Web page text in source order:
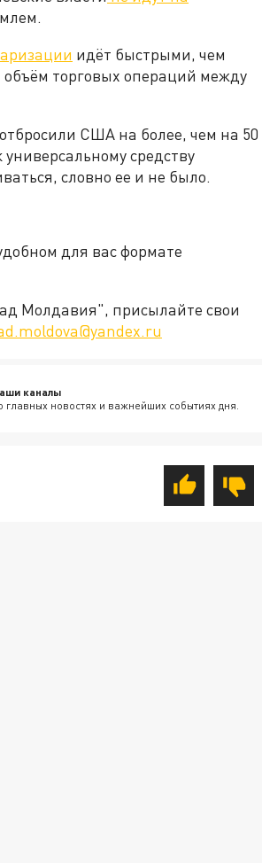
идёт быстрыми, чем
торговых операций между
отбросили США на более, чем на 50
универсальному средству
словно ее и не было.
для вас формате
Молдавия", присылайте свои
каналы
главных новостях и важнейших событиях дня.